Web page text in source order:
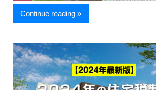
Continue reading »